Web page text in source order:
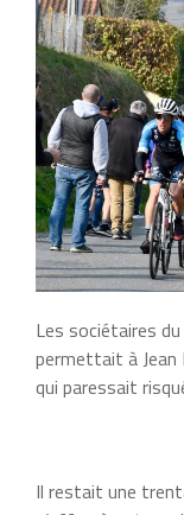
Les sociétaires
permettait à Jean
qui paressait
Il restait une